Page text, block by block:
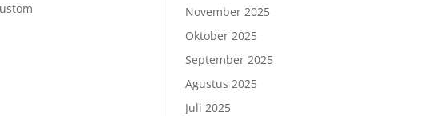
November 2025
Oktober 2025
September 2025
Agustus 2025
Juli 2025